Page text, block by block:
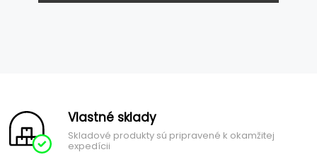
Vlastné sklady
Skladové produkty sú pripravené k okamžitej
expedícii